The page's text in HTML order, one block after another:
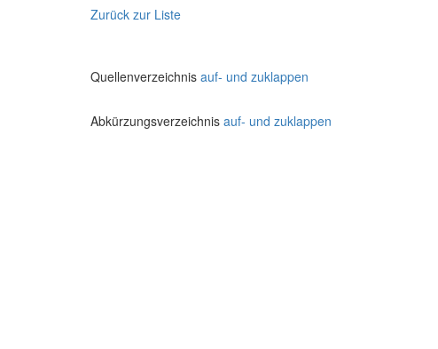
Zurück zur Liste
Quellenverzeichnis auf- und zuklappen
Abkürzungsverzeichnis auf- und zuklappen